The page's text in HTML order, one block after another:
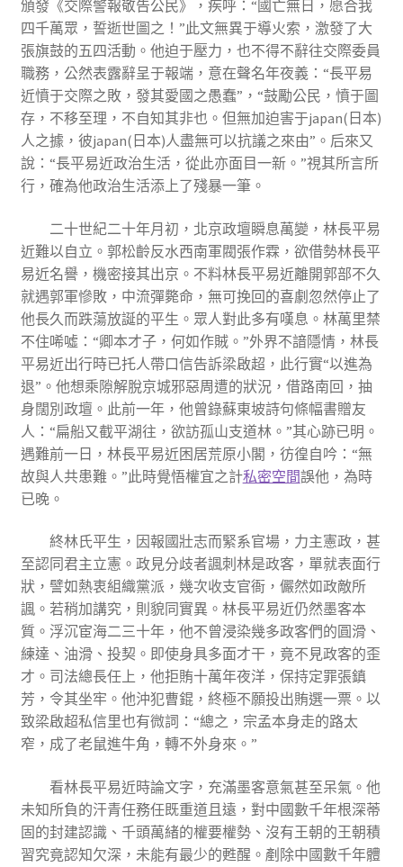
頒發《交際警報敬告公民》，疾呼：“國亡無日，愿合我
四千萬眾，誓逝世圖之！”此文無異于導火索，激發了大
張旗鼓的五四活動。他迫于壓力，也不得不辭往交際委員
職務，公然表露辭呈于報端，意在聲名年夜義：“長平易
近憤于交際之敗，發其愛國之愚蠢”，“鼓勵公民，憤于圖
存，不移至理，不自知其非也。但無加迫害于japan(日本)
人之據，彼japan(日本)人盡無可以抗議之來由”。后來又
說：“長平易近政治生活，從此亦面目一新。”視其所言所
行，確為他政治生活添上了殘暴一筆。
二十世紀二十年月初，北京政壇瞬息萬變，林長平易
近難以自立。郭松齡反水西南軍閥張作霖，欲借勢林長平
易近名譽，機密接其出京。不料林長平易近離開郭部不久
就遇郭軍慘敗，中流彈斃命，無可挽回的喜劇忽然停止了
他長久而跌蕩放誕的平生。眾人對此多有嘆息。林萬里禁
不住唏噓：“卿本才子，何如作賊。”外界不諳隱情，林長
平易近出行時已托人帶口信告訴梁啟超，此行實“以進為
退”。他想乘隙解脫京城邪惡周遭的狀況，借路南回，抽
身闊別政壇。此前一年，他曾錄蘇東坡詩句條幅書贈友
人：“扁船又截平湖往，欲訪孤山支道林。”其心跡已明。
遇難前一日，林長平易近困居荒原小閣，彷徨自吟：“無
故與人共患難。”此時覺悟權宜之計私密空間誤他，為時
已晚。
終林氏平生，因報國壯志而緊系官場，力主憲政，甚
至認同君主立憲。政見分歧者諷刺林是政客，單就表面行
狀，譬如熱衷組織黨派，幾次收支官衙，儼然如政敵所
諷。若稍加講究，則貌同實異。林長平易近仍然墨客本
質。浮沉宦海二三十年，他不曾浸染幾多政客們的圓滑、
練達、油滑、投契。即使身具多面才干，竟不見政客的歪
才。司法總長任上，他拒賄十萬年夜洋，保持定罪張鎮
芳，令其坐牢。他沖犯曹錕，終極不願投出賄選一票。以
致梁啟超私信里也有微詞：“總之，宗孟本身走的路太
窄，成了老鼠進牛角，轉不外身來。”
看林長平易近時論文字，充滿墨客意氣甚至呆氣。他
未知所負的汗青任務任既重道且遠，對中國數千年根深蒂
固的封建認識、千頭萬緒的權要權勢、沒有王朝的王朝積
習究竟認知欠深，未能有最少的甦醒。剷除中國數千年體